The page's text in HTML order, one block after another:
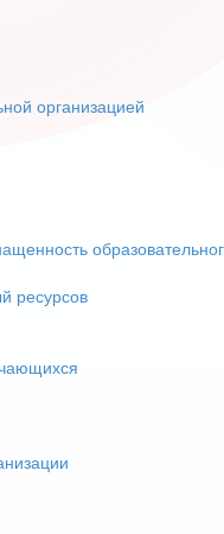
организацией
ресурсов